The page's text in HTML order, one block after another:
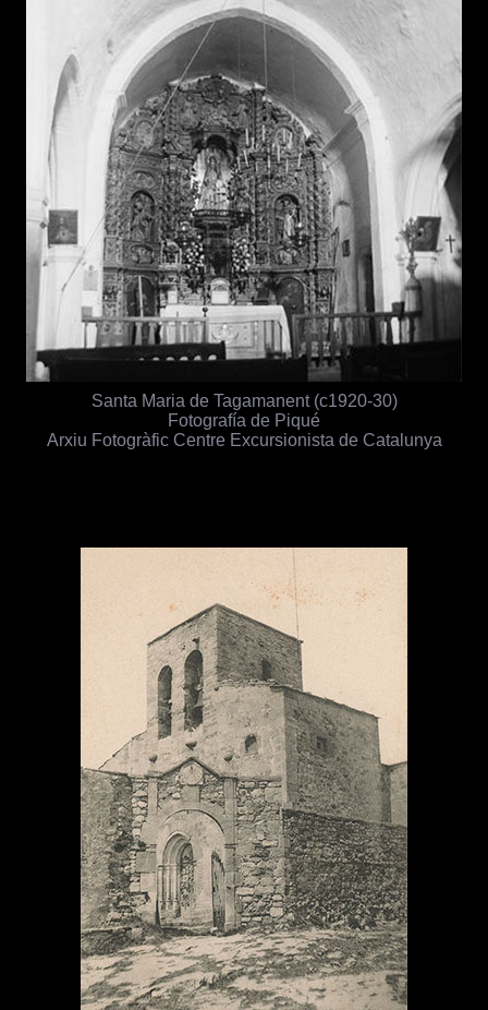
Santa Maria de Tagamanent (c1920-30)
Fotografía de Piqué
Arxiu Fotogràfic Centre Excursionista de Catalunya